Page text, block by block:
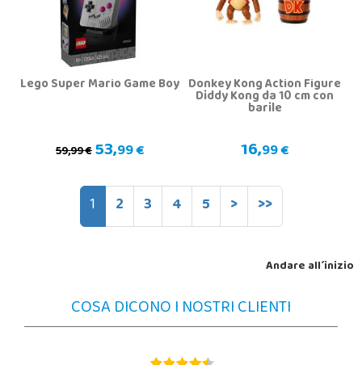
Lego Super Mario Game Boy
59,99 €53,99 €
Donkey Kong Action Figure
Diddy Kong da 10 cm con
barile
16,99 €
1 2 3 4 5 > >>
Andare all´inizio
COSA DICONO I NOSTRI CLIENTI